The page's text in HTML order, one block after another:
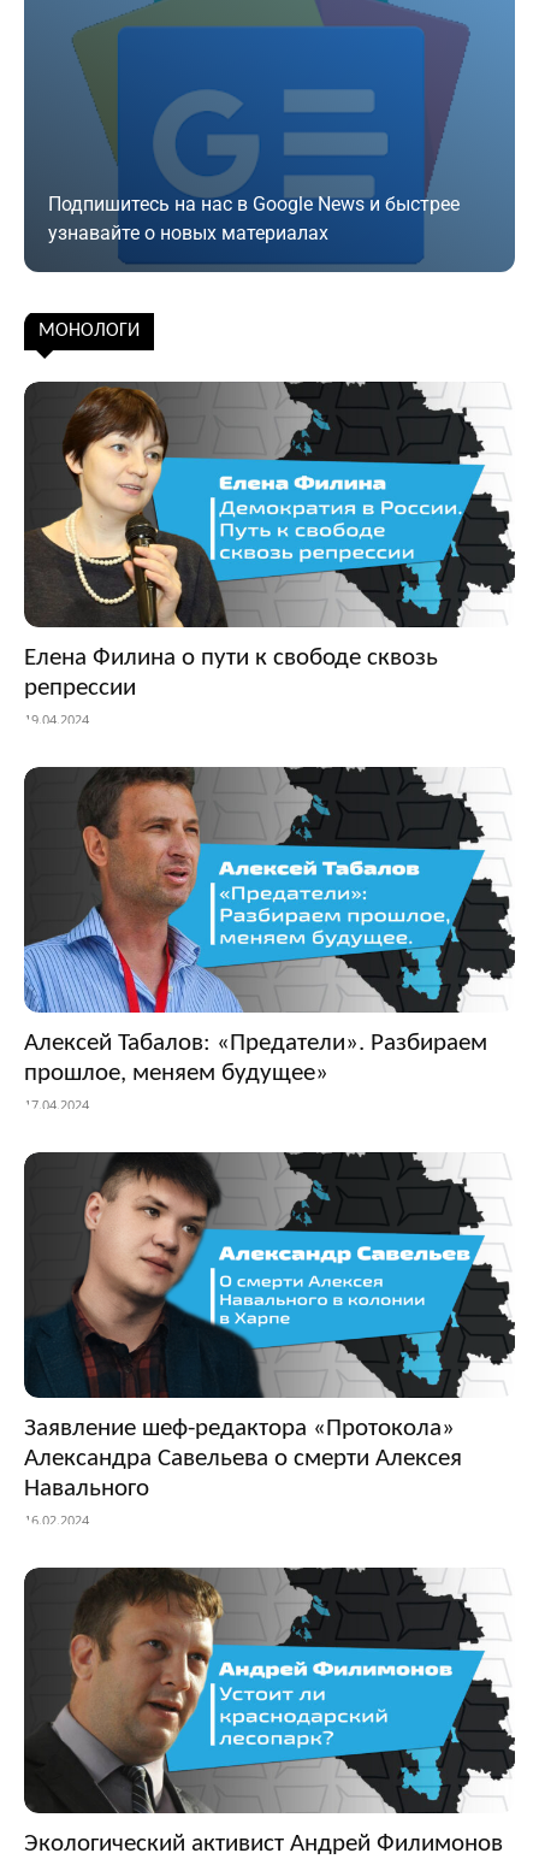
Подпишитесь на нас в Google News и быстрее
узнавайте о новых материалах
Подписаться
МОНОЛОГИ
Елена Филина о пути к свободе сквозь
репрессии
19.04.2024
Алексей Табалов: «Предатели». Разбираем
прошлое, меняем будущее»
17.04.2024
Заявление шеф-редактора «Протокола»
Александра Савельева о смерти Алексея
Навального
16.02.2024
Экологический активист Андрей Филимонов